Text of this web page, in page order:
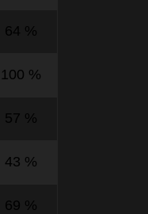
64 %
100 %
57 %
43 %
69 %